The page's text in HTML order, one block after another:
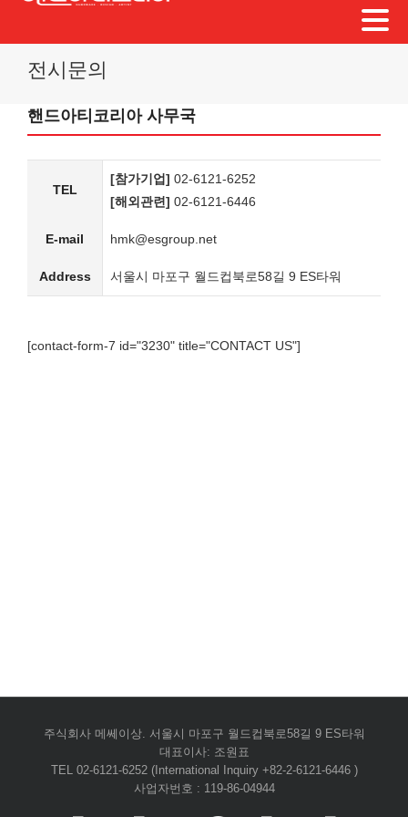
Skip
전시문의
핸드아티코리아 사무국
TEL
[참가기업] 02-6121-6252
[해외관련] 02-6121-6446
E-mail hmk@esgroup.net
Address 서울시 마포구 월드컵북로58길 9 ES타워
[contact-form-7 id="3230" title="CONTACT US"]
주식회사 메쎄이상. 서울시 마포구 월드컵북로58길 9 ES타워
대표이사: 조원표
TEL 02-6121-6252 (International Inquiry +82-2-6121-6446 )
사업자번호 : 119-86-04944